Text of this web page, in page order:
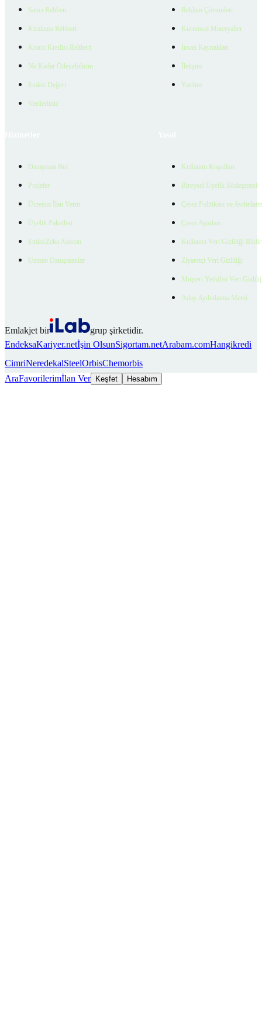
Satıcı Rehberi
Kiralama Rehberi
Konut Kredisi Rehberi
Ne Kadar Ödeyebilirim
Emlak Değeri
Verilerimiz
Reklam Çözümleri
Kurumsal Materyaller
İnsan Kaynakları
İletişim
Yardım
Danışman Bul
Projeler
Ücretsiz İlan Verin
Üyelik Paketleri
EmlakZeka Asistan
Uzman Danışmanlar
Kullanım Koşulları
Bireysel Üyelik Sözleşmesi
Çerez Politikası ve
Çerez Ayarları
Kullanıcı Veri Gizliliği
Ziyaretçi Veri Gizliliği
Müşteri Yetkilisi Veri
Aday Aydınlatma Metni
Emlakjet bir
grup şirketidir.
EndeksaKariyer.netİşin OlsunSigortam.netArabam.comHangikredi
CimriNeredekalSteelOrbisChemorbis
AraFavorilerimİlan Ver Keşfet Hesabım